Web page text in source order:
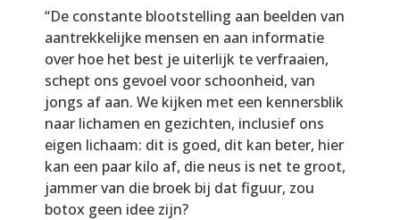
“De constante blootstelling aan beelden van
aantrekkelijke mensen en aan informatie
over hoe het best je uiterlijk te verfraaien,
schept ons gevoel voor schoonheid, van
jongs af aan. We kijken met een kennersblik
naar lichamen en gezichten, inclusief ons
eigen lichaam: dit is goed, dit kan beter, hier
kan een paar kilo af, die neus is net te groot,
jammer van die broek bij dat figuur, zou
botox geen idee zijn?